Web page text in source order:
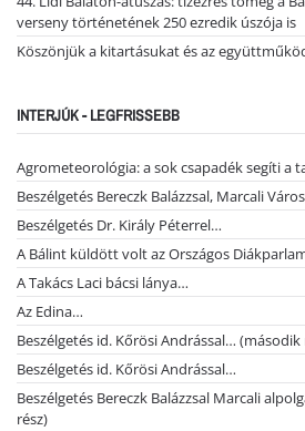
verseny történetének 250 ezredik úszója is
Köszönjük a kitartásukat és az
INTERJÚK - LEGFRISSEBB
Agrometeorológia: a sok csapadék segíti a
Beszélgetés Bereczk Balázzsal, Marcali
Beszélgetés Dr. Király Péterrel…
A Bálint küldött volt az Országos
A Takács Laci bácsi lánya…
Az Edina…
Beszélgetés id. Kőrösi Andrással… (második
Beszélgetés id. Kőrösi Andrással…
Beszélgetés Bereczk Balázzsal Marcali
rész)